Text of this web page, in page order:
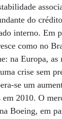
do
interno. Em
como no
na Europa, as
crise sem
se um
em 2010. O
Boeing, em